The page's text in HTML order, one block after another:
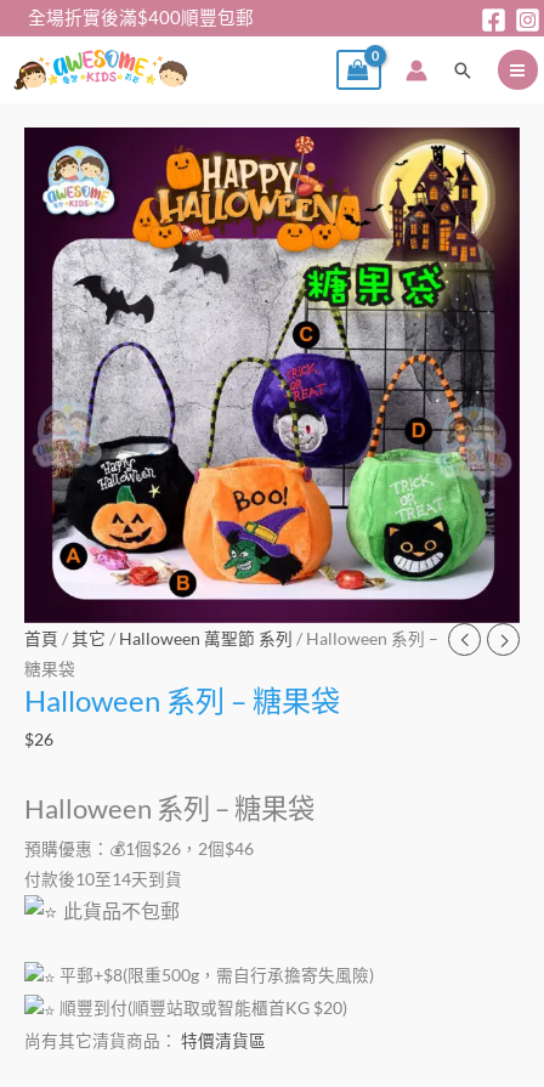
全場折實後滿$400順豐包郵
搜
首頁 /其它 / Halloween 萬聖節 系列 / Halloween 系列 –
糖果袋
Halloween 系列 – 糖果袋
$26
Halloween 系列 – 糖果袋
預購優惠：💰1個$26，2個$46
付款後10至14天到貨
此貨品不包郵
平郵+$8(限重500g，需自行承擔寄失風險)
順豐到付(順豐站取或智能櫃首KG $20)
尚有其它清貨商品： 特價清貨區
Halloween
系
列